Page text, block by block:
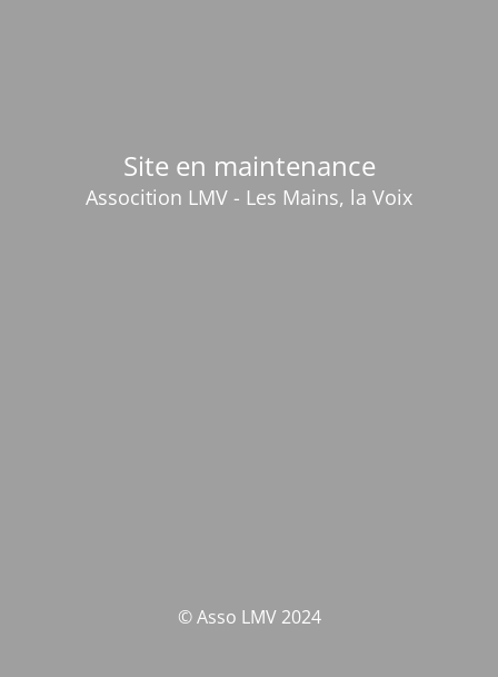
Site en maintenance
Assocition LMV - Les Mains, la Voix
© Asso LMV 2024